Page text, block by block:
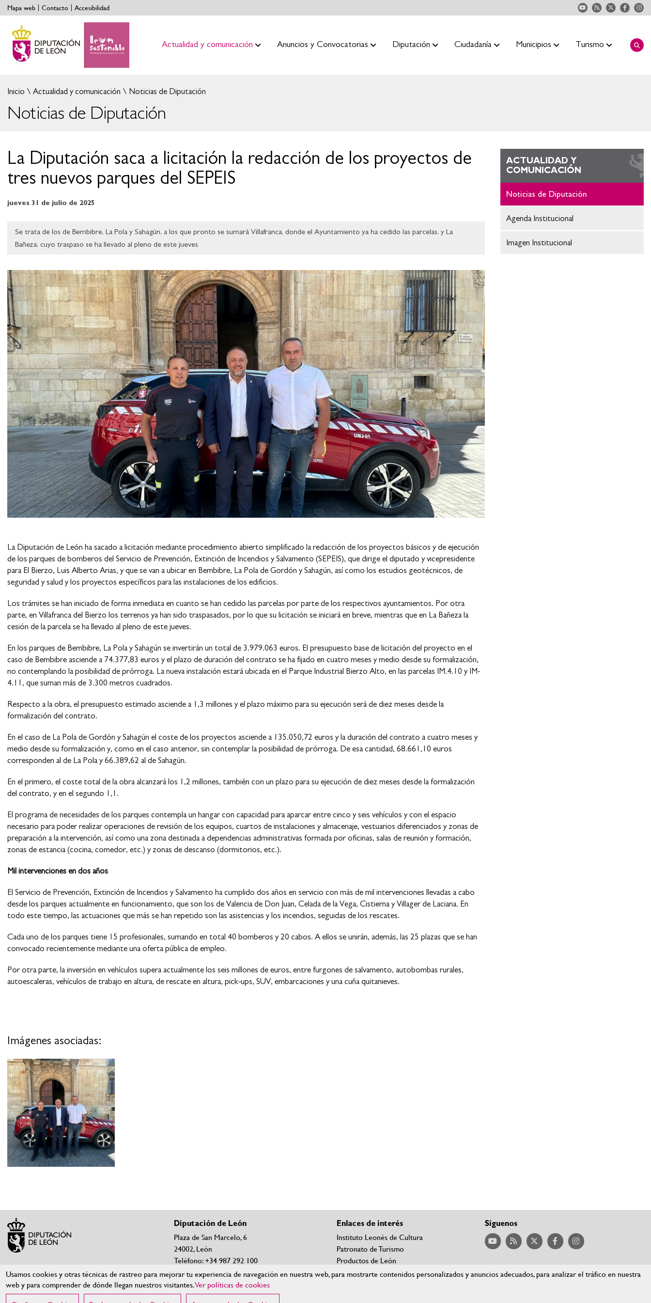
Usamos cookies y otras técnicas de rastreo para mejorar tu experiencia de navegación en nuestra web, para mostrarte contenidos personalizados y anuncios adecuados, para analizar el tráfico en nuestra
web y para comprender de dónde llegan nuestros visitantes.Ver políticas de cookies
Mapa web Contacto Accesibilidad
Actualidad y comunicación Anuncios y Convocatorias Diputación Ciudadanía Municipios Turismo
Inicio Actualidad y comunicación Noticias de Diputación
Noticias de Diputación
La Diputación saca a licitación la redacción de los proyectos de
tres nuevos parques del SEPEIS
jueves 31 de julio de 2025
Se trata de los de Bembibre, La Pola y Sahagún, a los que pronto se sumará Villafranca, donde el Ayuntamiento ya ha cedido las parcelas, y La
Bañeza, cuyo traspaso se ha llevado al pleno de este jueves
Ampliar imagen
La Diputación de León ha sacado a licitación mediante procedimiento abierto simplificado la redacción de los proyectos básicos y de ejecución
de los parques de bomberos del Servicio de Prevención, Extinción de Incendios y Salvamento (SEPEIS), que dirige el diputado y vicepresidente
para El Bierzo, Luis Alberto Arias, y que se van a ubicar en Bembibre, La Pola de Gordón y Sahagún, así como los estudios geotécnicos, de
seguridad y salud y los proyectos específicos para las instalaciones de los edificios.
Los trámites se han iniciado de forma inmediata en cuanto se han cedido las parcelas por parte de los respectivos ayuntamientos. Por otra
parte, en Villafranca del Bierzo los terrenos ya han sido traspasados, por lo que su licitación se iniciará en breve, mientras que en La Bañeza la
cesión de la parcela se ha llevado al pleno de este jueves.
En los parques de Bembibre, La Pola y Sahagún se invertirán un total de 3.979.063 euros. El presupuesto base de licitación del proyecto en el
caso de Bembibre asciende a 74.377,83 euros y el plazo de duración del contrato se ha fijado en cuatro meses y medio desde su formalización,
no contemplando la posibilidad de prórroga. La nueva instalación estará ubicada en el Parque Industrial Bierzo Alto, en las parcelas IM.4.10 y IM-
4.11, que suman más de 3.300 metros cuadrados.
Respecto a la obra, el presupuesto estimado asciende a 1,3 millones y el plazo máximo para su ejecución será de diez meses desde la
formalización del contrato.
En el caso de La Pola de Gordón y Sahagún el coste de los proyectos asciende a 135.050,72 euros y la duración del contrato a cuatro meses y
medio desde su formalización y, como en el caso anterior, sin contemplar la posibilidad de prórroga. De esa cantidad, 68.661,10 euros
corresponden al de La Pola y 66.389,62 al de Sahagún.
En el primero, el coste total de la obra alcanzará los 1,2 millones, también con un plazo para su ejecución de diez meses desde la formalización
del contrato, y en el segundo 1,1.
El programa de necesidades de los parques contempla un hangar con capacidad para aparcar entre cinco y seis vehículos y con el espacio
necesario para poder realizar operaciones de revisión de los equipos, cuartos de instalaciones y almacenaje, vestuarios diferenciados y zonas de
preparación a la intervención, así como una zona destinada a dependencias administrativas formada por oficinas, salas de reunión y formación,
zonas de estancia (cocina, comedor, etc.) y zonas de descanso (dormitorios, etc.).
Mil intervenciones en dos años
El Servicio de Prevención, Extinción de Incendios y Salvamento ha cumplido dos años en servicio con más de mil intervenciones llevadas a cabo
desde los parques actualmente en funcionamiento, que son los de Valencia de Don Juan, Celada de la Vega, Cistierna y Villager de Laciana. En
todo este tiempo, las actuaciones que más se han repetido son las asistencias y los incendios, seguidas de los rescates.
Cada uno de los parques tiene 15 profesionales, sumando en total 40 bomberos y 20 cabos. A ellos se unirán, además, las 25 plazas que se han
convocado recientemente mediante una oferta pública de empleo.
Por otra parte, la inversión en vehículos supera actualmente los seis millones de euros, entre furgones de salvamento, autobombas rurales,
autoescaleras, vehículos de trabajo en altura, de rescate en altura, pick-ups, SUV, embarcaciones y una cuña quitanieves.
Imágenes asociadas:
ACTUALIDAD Y
COMUNICACIÓN
Noticias de Diputación
Agenda Institucional
Imagen Institucional
Diputación de León
Plaza de San Marcelo, 6
24002, León
Teléfono: +34 987 292 100
Teléfonos y correos de contacto
Enlaces de interés
Instituto Leonés de Cultura
Patronato de Turismo
Productos de León
Nieve León
Síguenos